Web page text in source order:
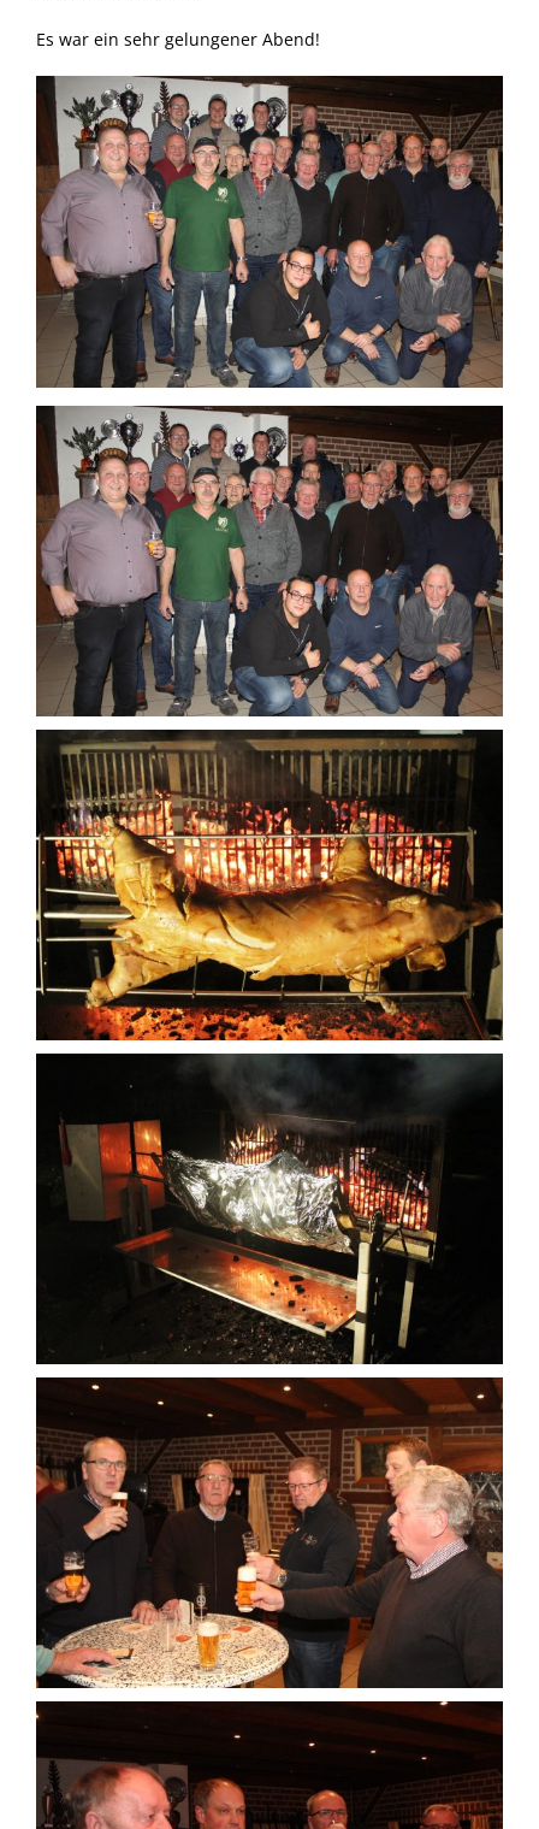
Es war ein sehr gelungener Abend!